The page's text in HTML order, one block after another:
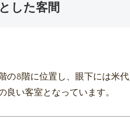
した客間
の8階に位置し、眼下には米代
良い客室となっています。